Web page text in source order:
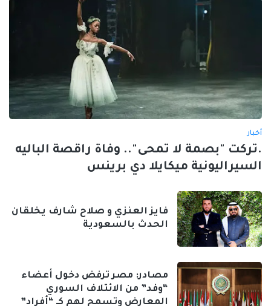
أخبار
.تركت "بصمة لا تمحى".. وفاة راقصة الباليه
السيراليونية ميكايلا دي برينس
فايز العنزي و صلاح شارف يخلقان
الحدث بالسعودية
مصادر: مصر ترفض دخول أعضاء
“وفد” من الائتلاف السوري
المعارض وتسمح لهم كـ “أفراد”